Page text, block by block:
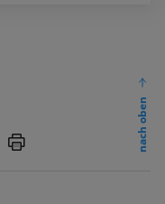
P
nach oben